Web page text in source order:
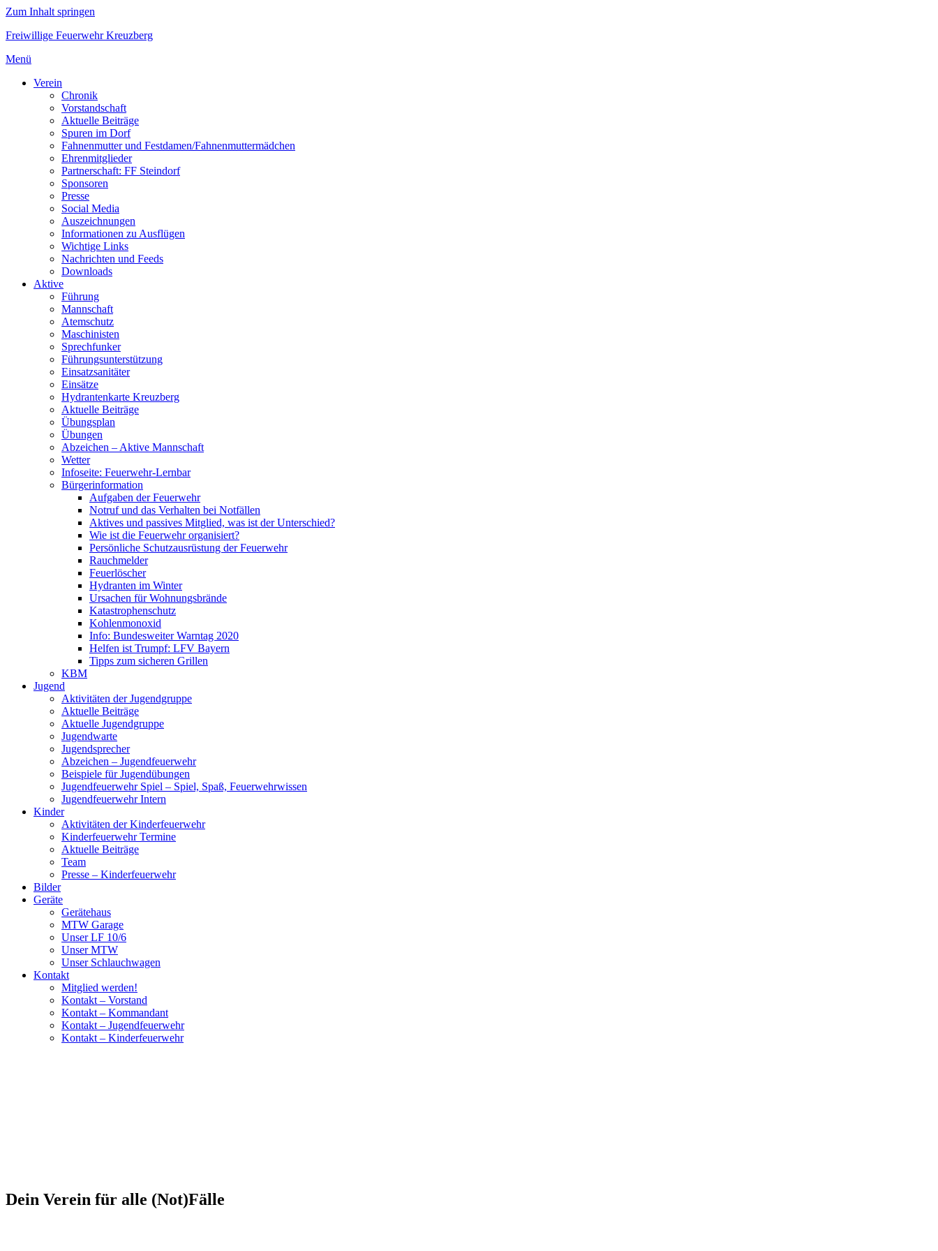
Zum Inhalt springen
Freiwillige Feuerwehr Kreuzberg
Menü
Verein
Chronik
Vorstandschaft
Aktuelle Beiträge
Spuren im Dorf
Fahnenmutter und Festdamen/Fahnenmuttermädchen
Ehrenmitglieder
Partnerschaft: FF Steindorf
Sponsoren
Presse
Social Media
Auszeichnungen
Informationen zu Ausflügen
Wichtige Links
Nachrichten und Feeds
Downloads
Aktive
Führung
Mannschaft
Atemschutz
Maschinisten
Sprechfunker
Führungsunterstützung
Einsatzsanitäter
Einsätze
Hydrantenkarte Kreuzberg
Aktuelle Beiträge
Übungsplan
Übungen
Abzeichen – Aktive Mannschaft
Wetter
Infoseite: Feuerwehr-Lernbar
Bürgerinformation
Aufgaben der Feuerwehr
Notruf und das Verhalten bei Notfällen
Aktives und passives Mitglied, was ist der Unterschied?
Wie ist die Feuerwehr organisiert?
Persönliche Schutzausrüstung der Feuerwehr
Rauchmelder
Feuerlöscher
Hydranten im Winter
Ursachen für Wohnungsbrände
Katastrophenschutz
Kohlenmonoxid
Info: Bundesweiter Warntag 2020
Helfen ist Trumpf: LFV Bayern
Tipps zum sicheren Grillen
KBM
Jugend
Aktivitäten der Jugendgruppe
Aktuelle Beiträge
Aktuelle Jugendgruppe
Jugendwarte
Jugendsprecher
Abzeichen – Jugendfeuerwehr
Beispiele für Jugendübungen
Jugendfeuerwehr Spiel – Spiel, Spaß, Feuerwehrwissen
Jugendfeuerwehr Intern
Kinder
Aktivitäten der Kinderfeuerwehr
Kinderfeuerwehr Termine
Aktuelle Beiträge
Team
Presse – Kinderfeuerwehr
Bilder
Geräte
Gerätehaus
MTW Garage
Unser LF 10/6
Unser MTW
Unser Schlauchwagen
Kontakt
Mitglied werden!
Kontakt – Vorstand
Kontakt – Kommandant
Kontakt – Jugendfeuerwehr
Kontakt – Kinderfeuerwehr
Dein Verein für alle (Not)Fälle